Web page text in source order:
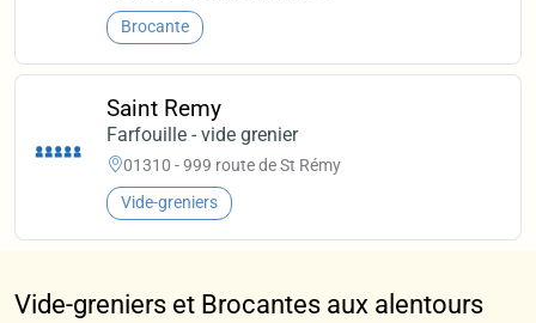
Brocante
Saint Remy
Farfouille - vide grenier
01310 - 999 route de St Rémy
Vide-greniers
Vide-greniers et Brocantes aux alentours